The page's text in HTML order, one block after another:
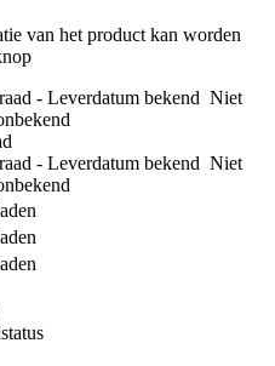
van het product kan worden
- Leverdatum bekend Niet
- Leverdatum bekend Niet